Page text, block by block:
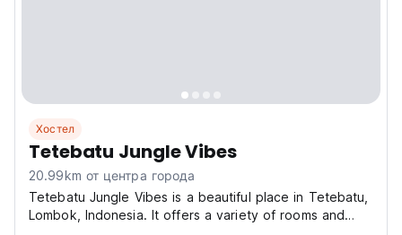
Хостел
Tetebatu Jungle Vibes
20.99km от центра города
Tetebatu Jungle Vibes is a beautiful place in Tetebatu,
Lombok, Indonesia. It offers a variety of rooms and